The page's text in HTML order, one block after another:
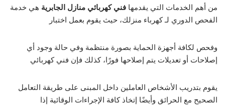
من أهم الخدمات التي يقدمها فني كهربائي منازل الجابرية هي خدمة
الفحص الدوري لـ كهرباء منزلك، حيث يقوم بعمل اختبار
وفحص لكافة أجهزة الحماية بصورة منتظمة وفي حالة وجود أي
إصلاحات أو تعديلات يتم إصلاحها فورًا، كذلك فإن فني كهربائي
يقوم بتدريب الأشخاص العاملين داخل المبنى على طريقة التعامل
الصحيح مع الحرائق وأيضًا إتخاذ كافة الإجراءات الوقائية إذا